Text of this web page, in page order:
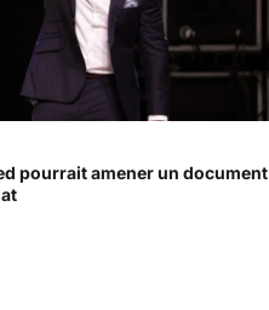
pourrait amener un document